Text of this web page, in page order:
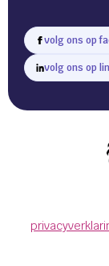
volg ons op
volg ons op